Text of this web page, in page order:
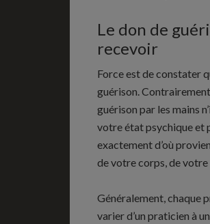
Le don de
recevoir
Force est de constater
guérison.
guérison par les mains
votre état psychique et
exactement d’où
de votre corps, de
Généralement, chaque
varier d’un praticien à